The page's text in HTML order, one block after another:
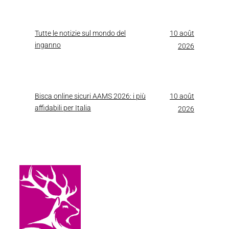
Tutte le notizie sul mondo del
inganno
10 août
2026
Bisca online sicuri AAMS 2026: i più
affidabili per Italia
10 août
2026